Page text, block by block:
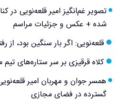
تصویر غم‌انگیز امیر قلعه‌نویی در
شده + عکس و جزئیات مراسم
قلعه‌نویی: اگر بار سنگین بود،
کلاه قرقیزی بر سر ستاره‌های
همسر جوان و مهربان امیر
گسترده در فضای مجازی